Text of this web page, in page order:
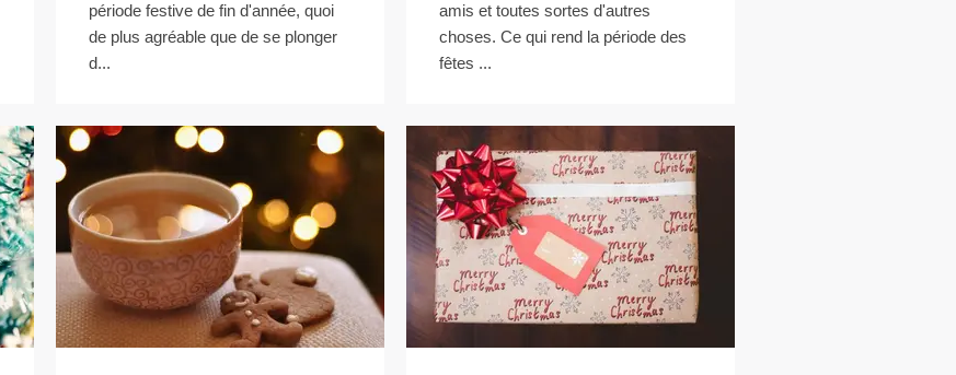
période festive de fin d'année, quoi
de plus agréable que de se plonger
d...
amis et toutes sortes d'autres
choses. Ce qui rend la période des
fêtes ...